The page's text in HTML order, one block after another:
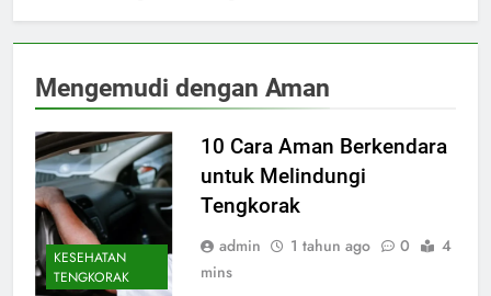
Mengemudi dengan Aman
KESEHATAN
TENGKORAK
10 Cara Aman Berkendara
untuk Melindungi
Tengkorak
admin 1 tahun ago 0
4
mins